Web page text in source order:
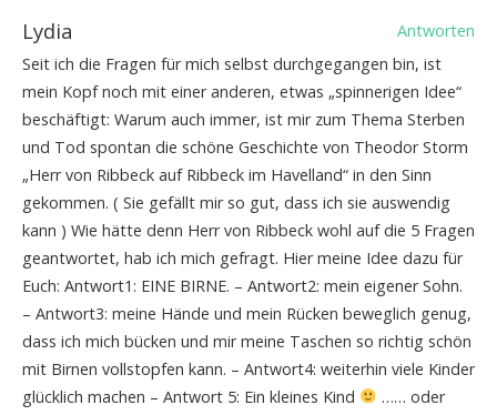
Lydia
Antworten
Seit ich die Fragen für mich selbst durchgegangen bin, ist
mein Kopf noch mit einer anderen, etwas „spinnerigen Idee“
beschäftigt: Warum auch immer, ist mir zum Thema Sterben
und Tod spontan die schöne Geschichte von Theodor Storm
„Herr von Ribbeck auf Ribbeck im Havelland“ in den Sinn
gekommen. ( Sie gefällt mir so gut, dass ich sie auswendig
kann ) Wie hätte denn Herr von Ribbeck wohl auf die 5 Fragen
geantwortet, hab ich mich gefragt. Hier meine Idee dazu für
Euch: Antwort1: EINE BIRNE. – Antwort2: mein eigener Sohn.
– Antwort3: meine Hände und mein Rücken beweglich genug,
dass ich mich bücken und mir meine Taschen so richtig schön
mit Birnen vollstopfen kann. – Antwort4: weiterhin viele Kinder
glücklich machen – Antwort 5: Ein kleines Kind
…… oder